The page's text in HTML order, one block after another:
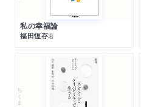
私の幸福論
福田恆存著
ちくま文庫